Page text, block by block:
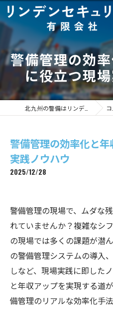
警備管理の効
に役立つ現
コラム
警備管理の効率化と
実践ノウハウ
2025/12/28
警備管理の現場で、ムダな
れていませんか？複雑なシ
の現場では多くの課題が潜
の警備管理システムの導入
しなど、現場実践に即した
と年収アップを実現する道
備管理のリアルな効率化手